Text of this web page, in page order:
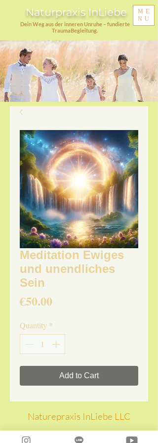
Naturpraxis InLiebe
Dein Weg aus der inneren Unruhe – fundierte
TraumaBegleitung.
ME
NU
Meditation Ewiges
und unendliches
Sein
€50.00Price
Quantity *
Add to Cart
Naturepraxis InLiebe LLC